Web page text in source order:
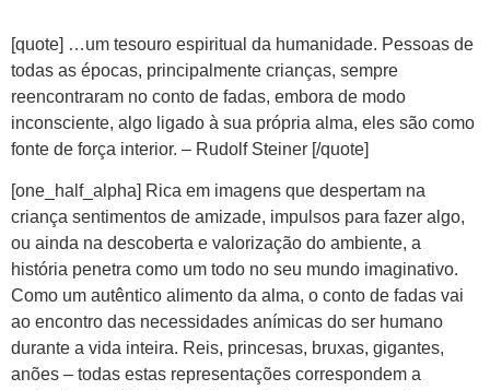
[quote] …um tesouro espiritual da humanidade. Pessoas de
todas as épocas, principalmente crianças, sempre
reencontraram no conto de fadas, embora de modo
inconsciente, algo ligado à sua própria alma, eles são como
fonte de força interior. – Rudolf Steiner [/quote]
[one_half_alpha] Rica em imagens que despertam na
criança sentimentos de amizade, impulsos para fazer algo,
ou ainda na descoberta e valorização do ambiente, a
história penetra como um todo no seu mundo imaginativo.
Como um autêntico alimento da alma, o conto de fadas vai
ao encontro das necessidades anímicas do ser humano
durante a vida inteira. Reis, princesas, bruxas, gigantes,
anões – todas estas representações correspondem a